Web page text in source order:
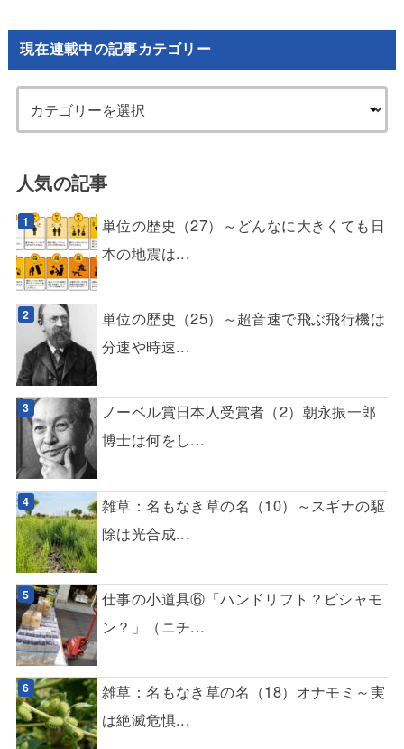
現在連載中の記事カテゴリー
人気の記事
単位の歴史（27）～どんなに大きくても日
本の地震は...
単位の歴史（25）～超音速で飛ぶ飛行機は
分速や時速...
ノーベル賞日本人受賞者（2）朝永振一郎
博士は何をし...
雑草：名もなき草の名（10）～スギナの駆
除は光合成...
仕事の小道具⑥「ハンドリフト？ビシャモ
ン？」（ニチ...
雑草：名もなき草の名（18）オナモミ～実
は絶滅危惧...